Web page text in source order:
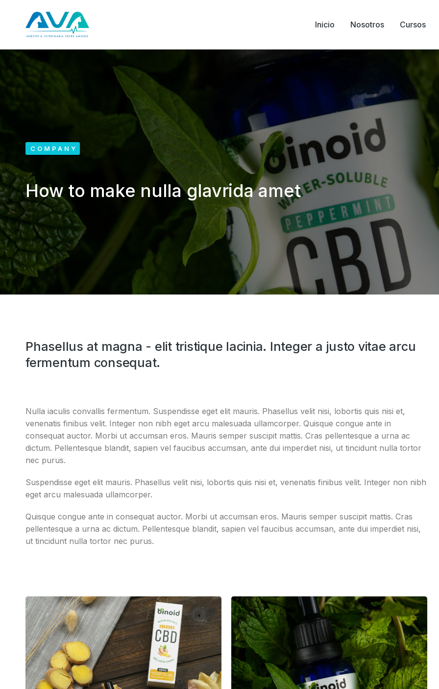
Inicio Nosotros Cursos
COMPANY
How to make nulla glavrida amet
Phasellus at magna - elit tristique lacinia. Integer a justo vitae arcu
fermentum consequat.
Nulla iaculis convallis fermentum. Suspendisse eget elit mauris. Phasellus velit nisi, lobortis quis nisi et,
venenatis finibus velit. Integer non nibh eget arcu malesuada ullamcorper. Quisque congue ante in
consequat auctor. Morbi ut accumsan eros. Mauris semper suscipit mattis. Cras pellentesque a urna ac
dictum. Pellentesque blandit, sapien vel faucibus accumsan, ante dui imperdiet nisi, ut tincidunt nulla tortor
nec purus.
Suspendisse eget elit mauris. Phasellus velit nisi, lobortis quis nisi et, venenatis finibus velit. Integer non nibh
eget arcu malesuada ullamcorper.
Quisque congue ante in consequat auctor. Morbi ut accumsan eros. Mauris semper suscipit mattis. Cras
pellentesque a urna ac dictum. Pellentesque blandit, sapien vel faucibus accumsan, ante dui imperdiet nisi,
ut tincidunt nulla tortor nec purus.
6 de octubre de 2020 Industry